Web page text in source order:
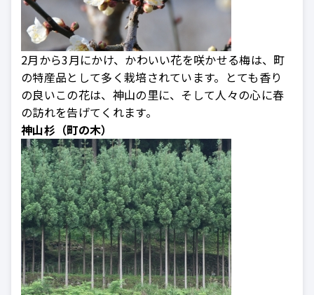
2月から3月にかけ、かわいい花を咲かせる梅は、町
の特産品として多く栽培されています。とても香り
の良いこの花は、神山の里に、そして人々の心に春
の訪れを告げてくれます。
神山杉（町の木）